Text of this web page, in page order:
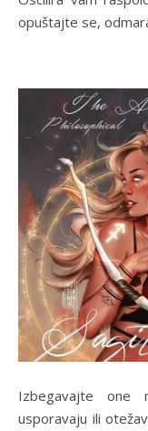
opuštajte se,
Izbegavajte one
usporavaju ili